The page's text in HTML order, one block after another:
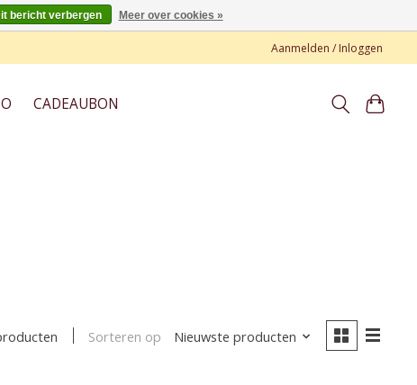
Aanmelden / Inloggen
CADEAUBON
Sorteren op Nieuwste producten
bericht verbergen Meer over cookies »